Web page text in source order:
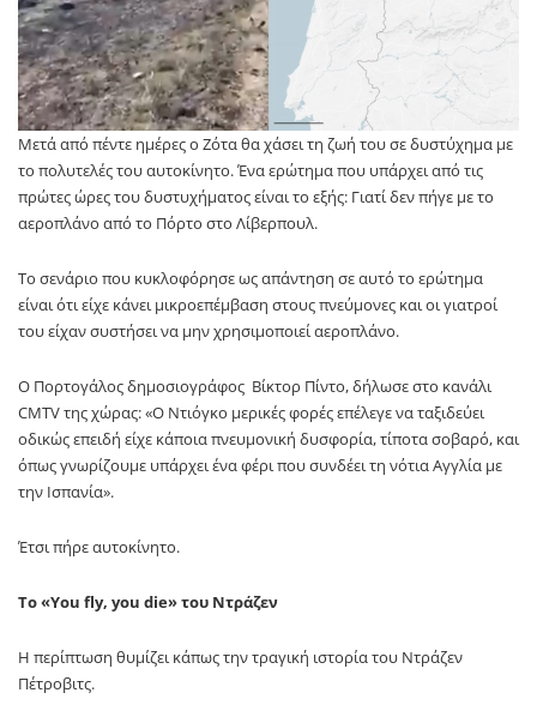
Μετά από πέντε ημέρες ο Ζότα θα χάσει τη ζωή του σε δυστύχημα με
το πολυτελές του αυτοκίνητο. Ένα ερώτημα που υπάρχει από τις
πρώτες ώρες του δυστυχήματος είναι το εξής: Γιατί δεν πήγε με το
αεροπλάνο από το Πόρτο στο Λίβερπουλ.
Το σενάριο που κυκλοφόρησε ως απάντηση σε αυτό το ερώτημα
είναι ότι είχε κάνει μικροεπέμβαση στους πνεύμονες και οι γιατροί
του είχαν συστήσει να μην χρησιμοποιεί αεροπλάνο.
Ο Πορτογάλος δημοσιογράφος Βίκτορ Πίντο, δήλωσε στο κανάλι
CMTV της χώρας: «Ο Ντιόγκο μερικές φορές επέλεγε να ταξιδεύει
οδικώς επειδή είχε κάποια πνευμονική δυσφορία, τίποτα σοβαρό, και
όπως γνωρίζουμε υπάρχει ένα φέρι που συνδέει τη νότια Αγγλία με
την Ισπανία».
Έτσι πήρε αυτοκίνητο.
Το «You fly, you die» του Ντράζεν
Η περίπτωση θυμίζει κάπως την τραγική ιστορία του Ντράζεν
Πέτροβιτς.